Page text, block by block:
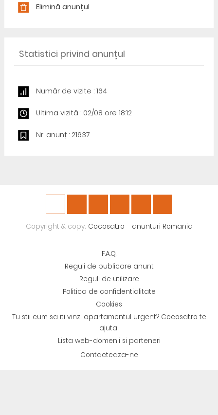
Elimină anunțul
Statistici privind anunțul
Număr de vizite : 164
Ultima vizită : 02/08 ore 18:12
Nr. anunț : 21637
Copyright & copy; Cocosat.ro - anunturi Romania
F.A.Q.
Reguli de publicare anunt
Reguli de utilizare
Politica de confidentialitate
Cookies
Tu stii cum sa iti vinzi apartamentul urgent? Cocosat.ro te
ajuta!
Lista web-domenii si parteneri
Contacteaza-ne